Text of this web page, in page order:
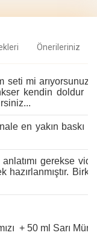
Önerileriniz
seti mi
kendin doldur
en yakın baskı
gerekse
+ 50 ml Sarı